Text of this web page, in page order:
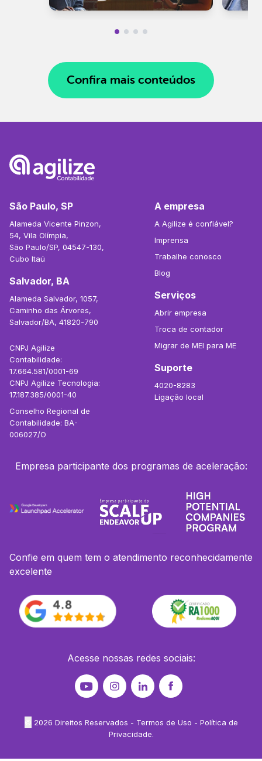
Confira mais conteúdos
São Paulo, SP
Alameda Vicente Pinzon,
54, Vila Olímpia,
São Paulo/SP, 04547-130,
Cubo Itaú
Salvador, BA
Alameda Salvador, 1057,
Caminho das Árvores,
Salvador/BA, 41820-790
CNPJ Agilize
Contabilidade:
17.664.581/0001-69
CNPJ Agilize Tecnologia:
17.187.385/0001-40
Conselho Regional de
Contabilidade: BA-
006027/O
A empresa
A Agilize é confiável?
Imprensa
Trabalhe conosco
Blog
Serviços
Abrir empresa
Troca de contador
Migrar de MEI para ME
Suporte
4020-8283
Ligação local
Empresa participante dos programas de aceleração:
Confie em quem tem o atendimento reconhecidamente
excelente
Acesse nossas redes sociais:
2026 Direitos Reservados - Termos de Uso - Política de
Privacidade.